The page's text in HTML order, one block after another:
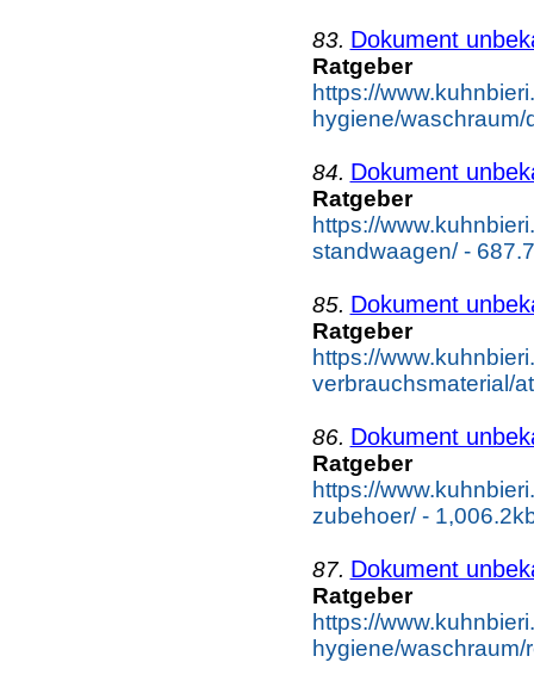
83. Dokument
Ratgeber
https://
hygiene/
84. Dokument
Ratgeber
https://
standwaagen/ -
85. Dokument
Ratgeber
https://
verbrauchsmaterial/
86. Dokument
Ratgeber
https://
zubehoer/ -
87. Dokument
Ratgeber
https://
hygiene/